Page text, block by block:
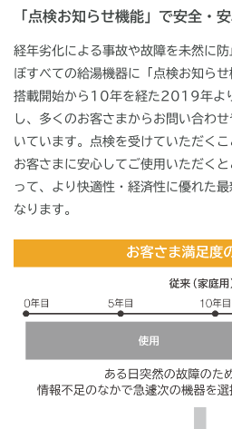
「点検お知らせ機能」で安全・
経年劣化による事故や故障を未然に
ぼすべての給湯機器に「点検お知らせ
搭載開始から10年を経た2019年よ
し、多くのお客さまからお問い合わ
いています。点検を受けていただくこ
お客さまに安心してご使用いただく
って、より快適性・経済性に優れた
なります。